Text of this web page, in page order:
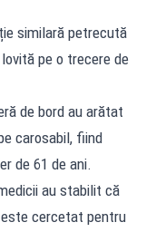
similară petrecută
pe o trecere de
de bord au arătat
carosabil, fiind
de 61 de ani.
au stabilit că
cercetat pentru